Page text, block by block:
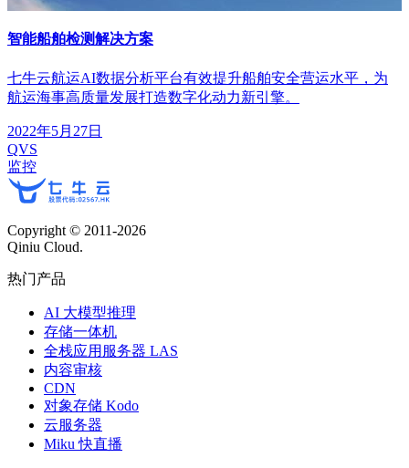
智能船舶检测解决方案
七牛云航运AI数据分析平台有效提升船舶安全营运水平，为
航运海事高质量发展打造数字化动力新引擎。
2022年5月27日
QVS
监控
Copyright © 2011-2026
Qiniu Cloud.
热门产品
AI 大模型推理
存储一体机
全栈应用服务器 LAS
内容审核
CDN
对象存储 Kodo
云服务器
Miku 快直播